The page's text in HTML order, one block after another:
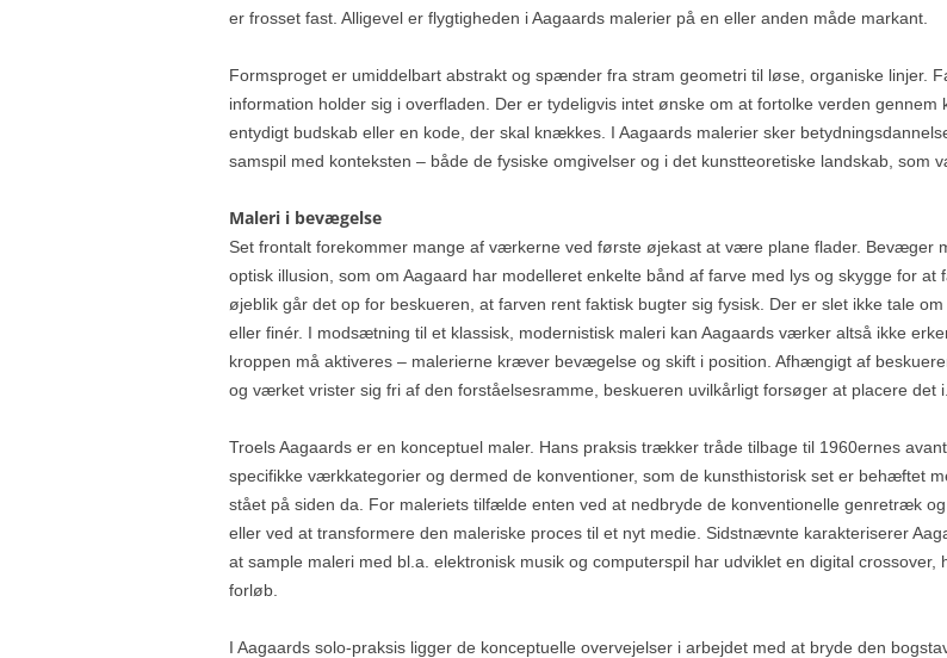
er frosset fast. Alligevel er flygtigheden i Aagaards malerier på en eller anden måde markant.
Formsproget er umiddelbart abstrakt og spænder fra stram geometri til løse, organiske linjer.
information holder sig i overfladen. Der er tydeligvis intet ønske om at fortolke verden
entydigt budskab eller en kode, der skal knækkes. I Aagaards malerier sker
samspil med konteksten – både de fysiske omgivelser og i det kunstteoretiske landskab, som
Maleri i bevægelse
Set frontalt forekommer mange af værkerne ved første øjekast at være plane flader. Bevæger
optisk illusion, som om Aagaard har modelleret enkelte bånd af farve med lys og skygge for
øjeblik går det op for beskueren, at farven rent faktisk bugter sig fysisk. Der er slet ikke tale
eller finér. I modsætning til et klassisk, modernistisk maleri kan Aagaards værker altså ikke
kroppen må aktiveres – malerierne kræver bevægelse og skift i position. Afhængigt af
og værket vrister sig fri af den forståelsesramme, beskueren uvilkårligt forsøger at placere det i.
Troels Aagaards er en konceptuel maler. Hans praksis trækker tråde tilbage til 1960ernes
specifikke værkkategorier og dermed de konventioner, som de kunsthistorisk set er behæftet
stået på siden da. For maleriets tilfælde enten ved at nedbryde de konventionelle genretræk
eller ved at transformere den maleriske proces til et nyt medie. Sidstnævnte karakteriserer
at sample maleri med bl.a. elektronisk musik og computerspil har udviklet en digital
forløb.
I Aagaards solo-praksis ligger de konceptuelle overvejelser i arbejdet med at bryde den